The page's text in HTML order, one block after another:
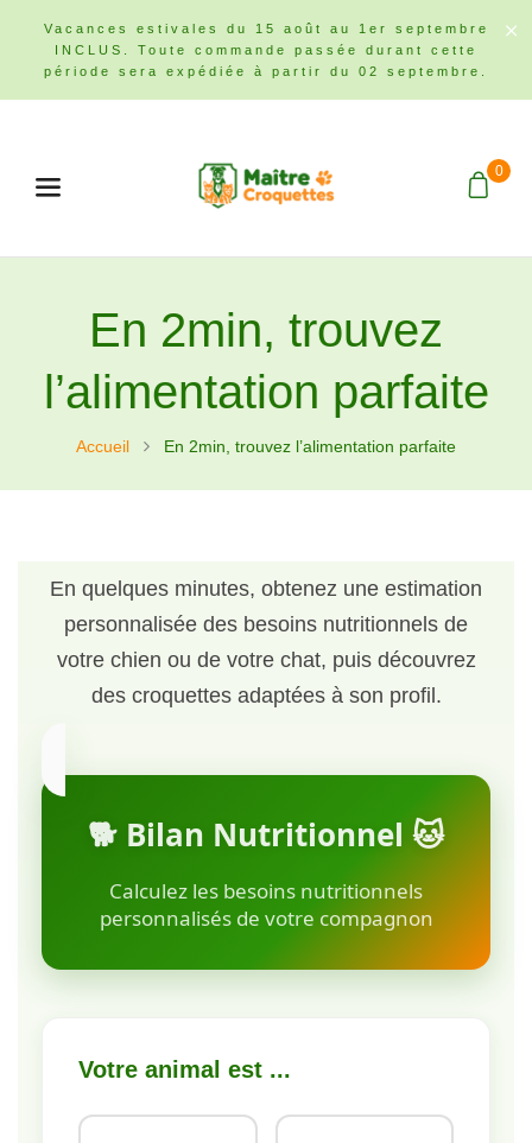
Vacances estivales du 15 août au 1er septembre
INCLUS. Toute commande passée durant cette
période sera expédiée à partir du 02 septembre.
0
En 2min, trouvez
l’alimentation parfaite
Accueil En 2min, trouvez l’alimentation parfaite
En quelques minutes, obtenez une estimation
personnalisée des besoins nutritionnels de
votre chien ou de votre chat, puis découvrez
des croquettes adaptées à son profil.
🐕 Bilan Nutritionnel 🐱
Calculez les besoins nutritionnels
personnalisés de votre compagnon
Votre animal est ...